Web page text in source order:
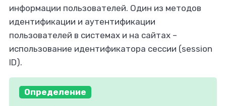
информации пользователей. Один из методов
идентификации и аутентификации
пользователей в системах и на сайтах –
использование идентификатора сессии (session
ID).
Определение